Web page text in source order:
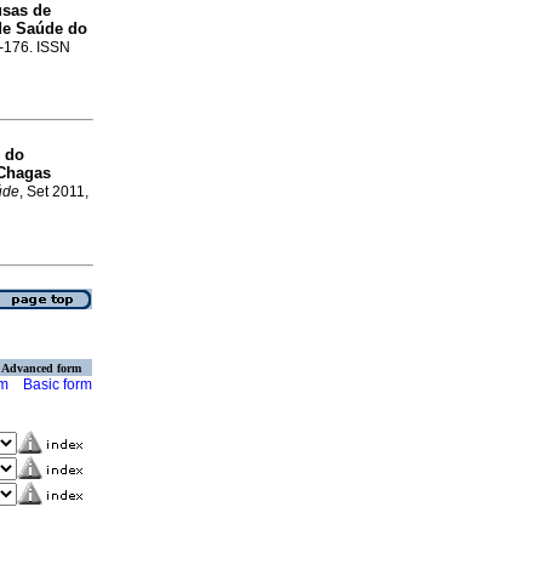
de
Saúde do
ISSN
do
, Set 2011,
Advanced form
Basic form